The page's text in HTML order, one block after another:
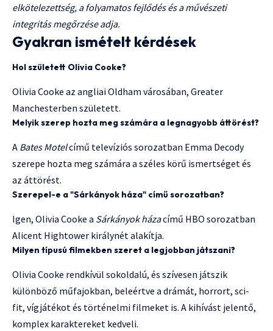
elkötelezettség, a folyamatos fejlődés és a művészeti
integritás megőrzése adja.
Gyakran ismételt kérdések
Hol született Olivia Cooke?
Olivia Cooke az angliai Oldham városában, Greater
Manchesterben született.
Melyik szerep hozta meg számára a legnagyobb áttörést?
A Bates Motelcímű televíziós sorozatban Emma Decody
szerepe hozta meg számára a széles körű ismertséget és
az áttörést.
Szerepel-e a "Sárkányok háza" című sorozatban?
Igen, Olivia Cooke a Sárkányok házacímű HBO sorozatban
Alicent Hightower királynét alakítja.
Milyen típusú filmekben szeret a legjobban játszani?
Olivia Cooke rendkívül sokoldalú, és szívesen játszik
különböző műfajokban, beleértve a drámát, horrort, sci-
fit, vígjátékot és történelmi filmeket is. A kihívást jelentő,
komplex karaktereket kedveli.